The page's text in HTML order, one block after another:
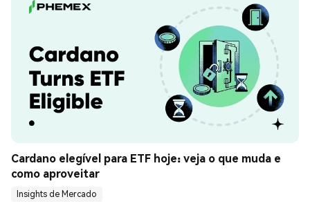
Cardano elegível para ETF hoje: veja o que muda e
como aproveitar
Insights de Mercado